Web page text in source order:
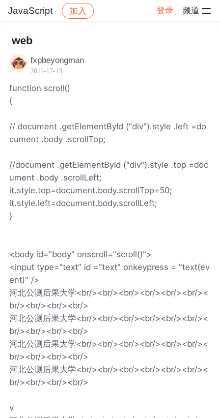
JavaScript 加入 登录 频道
web
fxpbeyongman
2011-12-13
function scroll()
{
// document .getElementById ("div").style .left =do
cument .body .scrollTop;
//document .getElementById ("div").style .top =doc
ument .body .scrollLeft;
it.style.top=document.body.scrollTop+50;
it.style.left=document.body.scrollLeft;
}
<body id="body" onscroll="scroll()">
<input type="text" id ="text" onkeypress = "text(ev
ent)" />
河北公测后果大学<br/><br/><br/><br/><br/><br/><
br/><br/><br/><br/>
河北公测后果大学<br/><br/><br/><br/><br/><br/><
br/><br/><br/><br/>
河北公测后果大学<br/><br/><br/><br/><br/><br/><
br/><br/><br/><br/>
河北公测后果大学<br/><br/><br/><br/><br/><br/><
br/><br/><br/><br/>
v